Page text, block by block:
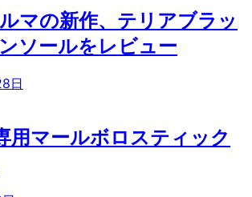
マの新作、テリアブラッ
ソールをレビュー
日
用マールボロスティック